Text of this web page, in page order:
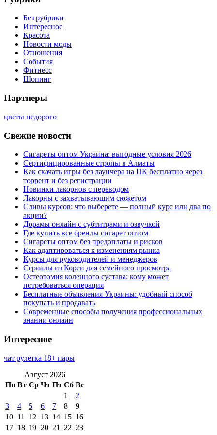
Без рубрики
Интересное
Красота
Новости моды
Отношения
События
Фитнесс
Шопинг
Партнеры
цветы недорого
Свежие новости
Сигареты оптом Украина: выгодные условия 2026
Сертифицированные стропы в Алматы
Как скачать игры без лаунчера на ПК бесплатно через
торрент и без регистрации
Новинки лакорнов с переводом
Лакорны с захватывающим сюжетом
Сливы курсов: что выберете — полный курс или два по
акции?
Дорамы онлайн с субтитрами и озвучкой
Где купить все бренды сигарет оптом
Сигареты оптом без предоплаты и рисков
Как адаптироваться к изменениям рынка
Курсы для руководителей и менеджеров
Сериалы из Кореи для семейного просмотра
Остеотомия коленного сустава: кому может
потребоваться операция
Бесплатные объявления Украины: удобный способ
покупать и продавать
Современные способы получения профессиональных
знаний онлайн
Интересное
чат рулетка 18+ пары
Август 2026
Пн Вт Ср Чт Пт Сб Вс
1
2
3
4 5 6 7 8
9
10 11 12 13 14 15 16
17 18 19 20 21 22 23